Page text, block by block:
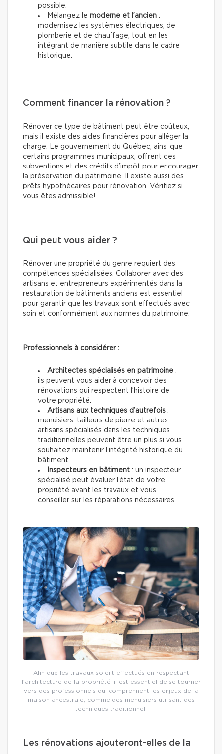
possible.
Mélangez le moderne et l’ancien :
modernisez les systèmes électriques, de
plomberie et de chauffage, tout en les
intégrant de manière subtile dans le cadre
historique.
Comment financer la rénovation ?
Rénover ce type de bâtiment peut être coûteux,
mais il existe des aides financières pour alléger la
charge. Le gouvernement du Québec, ainsi que
certains programmes municipaux, offrent des
subventions et des crédits d’impôt pour encourager
la préservation du patrimoine. Il existe aussi des
prêts hypothécaires pour rénovation. Vérifiez si
vous êtes admissible!
Qui peut vous aider ?
Rénover une propriété du genre requiert des
compétences spécialisées. Collaborer avec des
artisans et entrepreneurs expérimentés dans la
restauration de bâtiments anciens est essentiel
pour garantir que les travaux sont effectués avec
soin et conformément aux normes du patrimoine.
Professionnels à considérer :
Architectes spécialisés en patrimoine :
ils peuvent vous aider à concevoir des
rénovations qui respectent l’histoire de
votre propriété.
Artisans aux techniques d’autrefois :
menuisiers, tailleurs de pierre et autres
artisans spécialisés dans les techniques
traditionnelles peuvent être un plus si vous
souhaitez maintenir l’intégrité historique du
bâtiment.
Inspecteurs en bâtiment : un inspecteur
spécialisé peut évaluer l’état de votre
propriété avant les travaux et vous
conseiller sur les réparations nécessaires.
Afin que les travaux soient effectués en respectant
l’architecture de la propriété, il est essentiel de se tourner
vers des professionnels qui comprennent les enjeux de la
maison ancestrale, comme des menuisiers utilisant des
techniques traditionnell
Les rénovations ajouteront-elles de la